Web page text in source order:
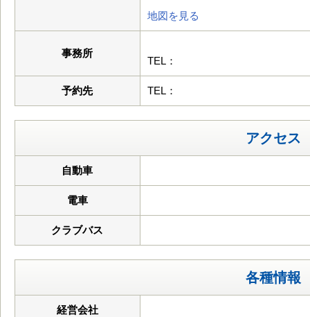
地図を見る
事務所
TEL：
予約先 TEL：
アクセス
自動車
電車
クラブバス
各種情報
経営会社